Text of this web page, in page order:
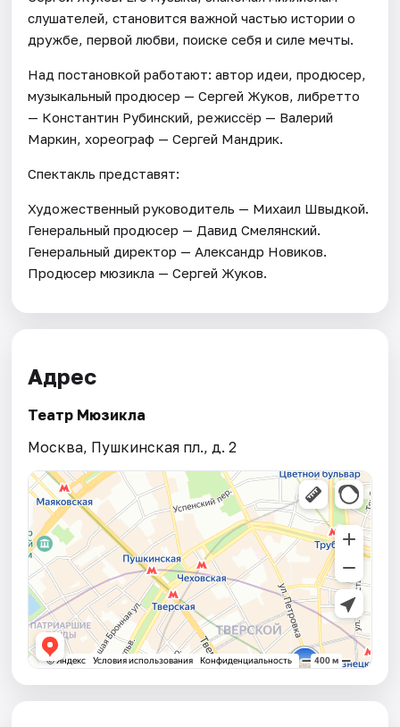
слушателей, становится важной частью истории о
дружбе, первой любви, поиске себя и силе мечты.
Над постановкой работают: автор идеи, продюсер,
музыкальный продюсер — Сергей Жуков, либретто
— Константин Рубинский, режиссёр — Валерий
Маркин, хореограф — Сергей Мандрик.
Спектакль представят:
Художественный руководитель — Михаил Швыдкой.
Генеральный продюсер — Давид Смелянский.
Генеральный директор — Александр Новиков.
Продюсер мюзикла — Сергей Жуков.
Адрес
Театр Мюзикла
Москва, Пушкинская пл., д. 2